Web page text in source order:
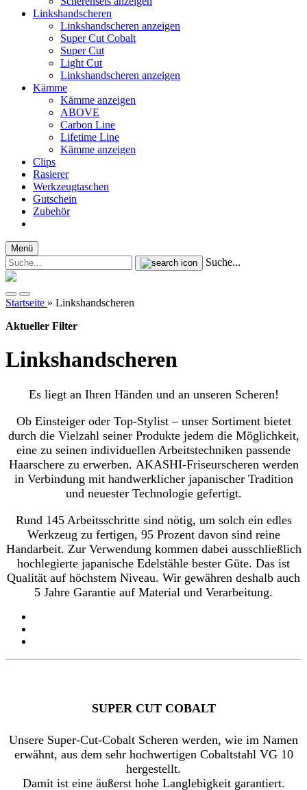
Linkshandscheren
Linkshandscheren anzeigen
Super Cut Cobalt
Super Cut
Light Cut
Linkshandscheren anzeigen
Kämme
Kämme anzeigen
ABOVE
Carbon Line
Lifetime Line
Kämme anzeigen
Clips
Rasierer
Werkzeugtaschen
Gutschein
Zubehör
Menü
Suche...
Startseite » Linkshandscheren
Aktueller Filter
Linkshandscheren
Es liegt an Ihren Händen und an unseren Scheren!
Ob Einsteiger oder Top-Stylist – unser Sortiment bietet
durch die Vielzahl seiner Produkte jedem die Möglichkeit,
eine zu seinen individuellen Arbeitstechniken passende
Haarschere zu erwerben. AKASHI-Friseurscheren werden
in Verbindung mit handwerklicher japanischer Tradition
und neuester Technologie gefertigt.
Rund 145 Arbeitsschritte sind nötig, um solch ein edles
Werkzeug zu fertigen, 95 Prozent davon sind reine
Handarbeit. Zur Verwendung kommen dabei ausschließlich
hochlegierte japanische Edelstähle bester Güte. Das ist
Qualität auf höchstem Niveau. Wir gewähren deshalb auch
5 Jahre Garantie auf Material und Verarbeitung.
SUPER CUT COBALT
Unsere Super-Cut-Cobalt Scheren werden, wie im Namen
erwähnt, aus dem sehr hochwertigen Cobaltstahl VG 10
hergestellt.
Damit ist eine äußerst hohe Langlebigkeit garantiert.